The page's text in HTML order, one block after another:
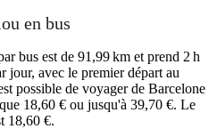
en bus
bus est de 91,99 km et prend 2 h
jour, avec le premier départ au
possible de voyager de Barcelone
18,60 € ou jusqu'à 39,70 €. Le
18,60 €.